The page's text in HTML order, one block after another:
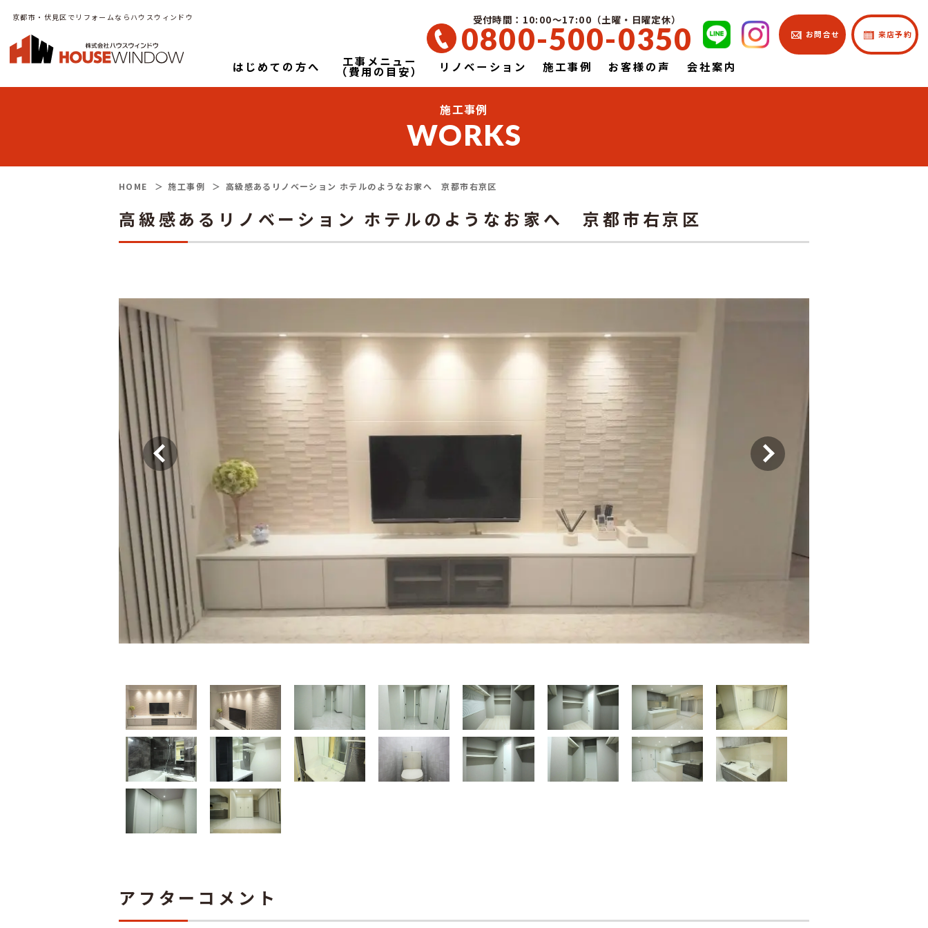
京都市・伏見区でリフォームならハウスウィンドウ
| お問合せ
| 来店予約
受付時間：10:00～17:00（土曜・日曜定休）
0800-500-0350
はじめての方へ 工事メニュー
（費用の目安） リノベーション 施工事例 お客様の声 会社案内
施工事例
WORKS
HOME 施工事例 高級感あるリノベーション ホテルのようなお家へ 京都市右京区
高級感あるリノベーション ホテルのようなお家へ 京都市右京区
アフターコメント